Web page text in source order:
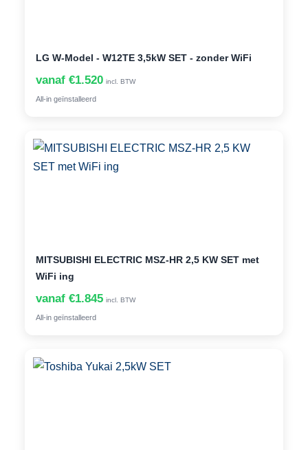
LG W-Model - W12TE 3,5kW SET - zonder WiFi
vanaf €1.520 incl. BTW
All-in geïnstalleerd
MITSUBISHI ELECTRIC MSZ-HR 2,5 KW SET met
WiFi ing
vanaf €1.845 incl. BTW
All-in geïnstalleerd